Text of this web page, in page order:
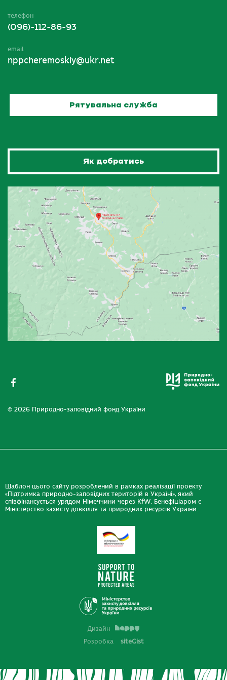
телефон
(096)-112-86-93
email
nppcheremoskiy@ukr.net
Рятувальна служба
Як добратись
© 2026 Природно-заповідний фонд України
Шаблон цього сайту розроблений в рамках реалізації проекту
«Підтримка природно-заповідних територій в Україні», який
співфінансується урядом Німеччини через KfW. Бенефіціаром є
Міністерство захисту довкілля та природних ресурсів України.
Дизайн
Розробка
siteGist